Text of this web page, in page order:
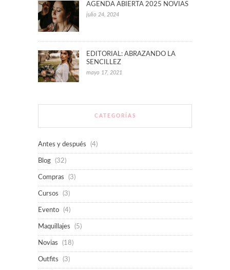
AGENDA ABIERTA 2025 NOVIAS
julio 24, 2024
EDITORIAL: ABRAZANDO LA
SENCILLEZ
mayo 17, 2021
CATEGORÍAS
Antes y después (4)
Blog (32)
Compras (3)
Cursos (3)
Evento (4)
Maquillajes (5)
Novias (18)
Outfits (3)